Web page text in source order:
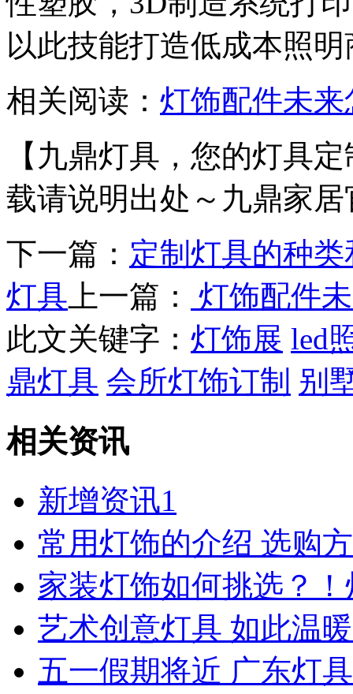
以此技能打造低成本照
相关阅读： 灯饰配件未
【九鼎灯具，您的灯具
载请说明出处～九鼎家居
下一篇： 定制灯具的种
灯具 上一篇：
灯饰配件
此文关键字： 灯饰展 led
鼎灯具 会所灯饰订制 别
相关资讯
新增资讯1
常用灯饰的介绍 选购
家装灯饰如何挑选？
艺术创意灯具 如此温暖
五一假期将近 广东灯